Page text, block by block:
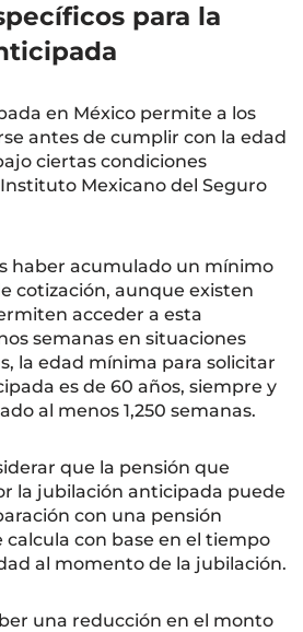
para la
en México permite a los
antes de cumplir con la edad
ciertas condiciones
Mexicano del Seguro
haber acumulado un mínimo
cotización, aunque existen
acceder a esta
semanas en situaciones
la edad mínima para solicitar
es de 60 años, siempre y
al menos 1,250 semanas.
que la pensión que
la jubilación anticipada puede
con una pensión
calcula con base en el tiempo
al momento de la jubilación.
una reducción en el monto